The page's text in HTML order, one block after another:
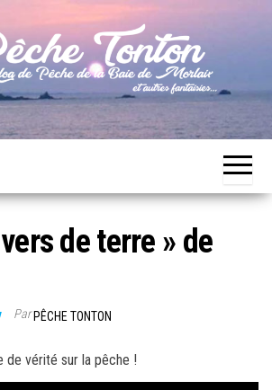
Pêche
Le blog
de
Baie de
de terre » de
ParPÊCHE TONTON
de vérité sur la pêche !